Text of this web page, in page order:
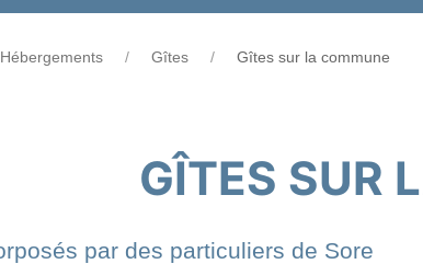
Hébergements Gîtes Gîtes sur la commune
GÎTES SUR
par des particuliers de Sore